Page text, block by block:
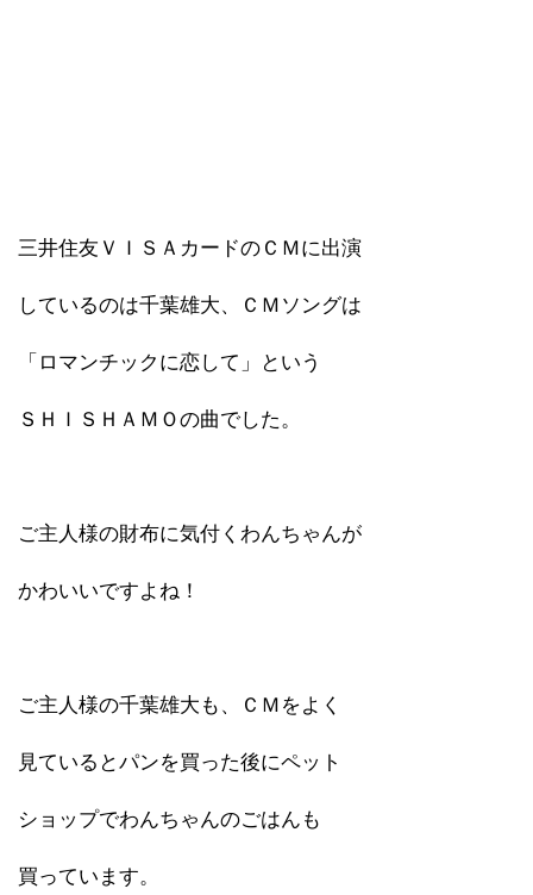
三井住友ＶＩＳＡカードのＣＭに出演
しているのは千葉雄大、ＣＭソングは
「ロマンチックに恋して」という
ＳＨＩＳＨＡＭＯの曲でした。
ご主人様の財布に気付くわんちゃんが
かわいいですよね！
ご主人様の千葉雄大も、ＣＭをよく
見ているとパンを買った後にペット
ショップでわんちゃんのごはんも
買っています。